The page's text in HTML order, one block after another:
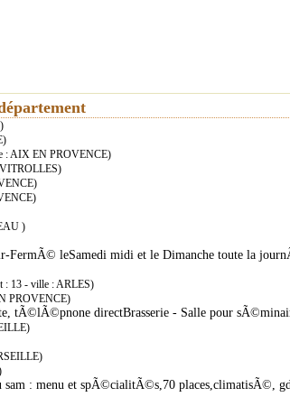
: AIX EN PROVENCE)
VITROLLES)
)
FermÃ© leSamedi midi et le Dimanche toute la
: 13 - ville : ARLES)
PROVENCE)
tÃ©lÃ©pnone directBrasserie - Salle pour
: menu et spÃ©cialitÃ©s,70 places,climatisÃ©,